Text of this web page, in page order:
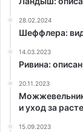
28.02.2024
Шеффлера:
14.03.2023
Ривина:
20.11.2023
и уход за
15.09.2023